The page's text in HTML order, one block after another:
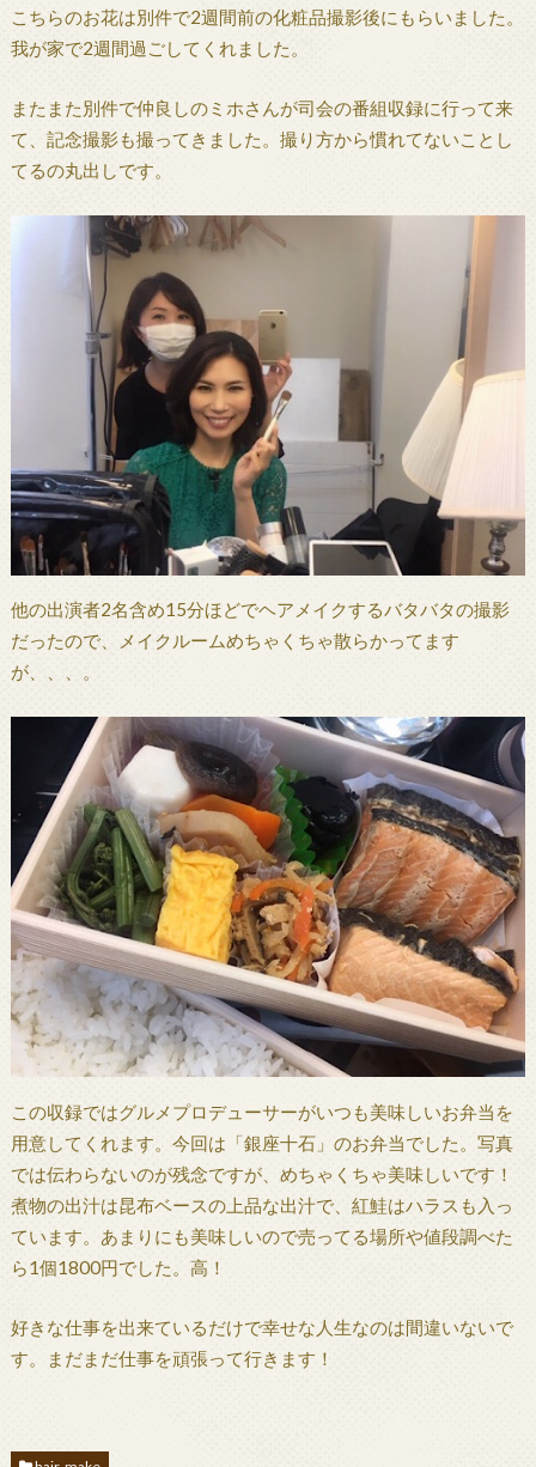
こちらのお花は別件で2週間前の化粧品撮影後にもらいました。
我が家で2週間過ごしてくれました。
またまた別件で仲良しのミホさんが司会の番組収録に行って来
て、記念撮影も撮ってきました。撮り方から慣れてないことし
てるの丸出しです。
他の出演者2名含め15分ほどでヘアメイクするバタバタの撮影
だったので、メイクルームめちゃくちゃ散らかってます
が、、、。
この収録ではグルメプロデューサーがいつも美味しいお弁当を
用意してくれます。今回は「銀座十石」のお弁当でした。写真
では伝わらないのが残念ですが、めちゃくちゃ美味しいです！
煮物の出汁は昆布ベースの上品な出汁で、紅鮭はハラスも入っ
ています。あまりにも美味しいので売ってる場所や値段調べた
ら1個1800円でした。高！
好きな仕事を出来ているだけで幸せな人生なのは間違いないで
す。まだまだ仕事を頑張って行きます！